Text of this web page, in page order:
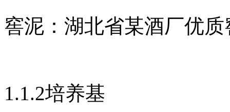
窖泥：湖北省某酒厂优质
1.1.2培养基